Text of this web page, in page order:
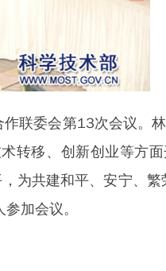
联委会第13次会议。
转移、创新创业等方
为共建和平、安宁、繁
加会议。